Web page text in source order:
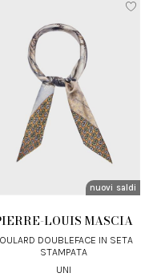
nuovi arrivi
saldi
PIERRE-LOUIS MASCIA
STAMPATA
UNI